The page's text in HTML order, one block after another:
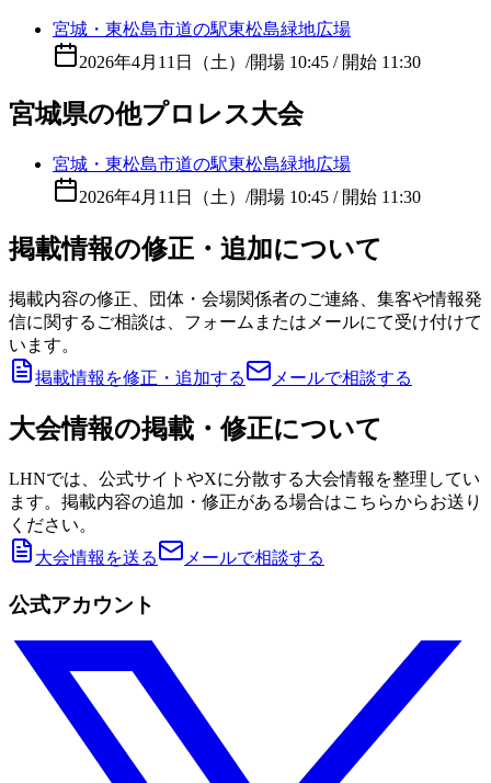
宮城・東松島市道の駅東松島緑地広場
2026年4月11日（土） /開場 10:45 / 開始 11:30
宮城県の他プロレス大会
宮城・東松島市道の駅東松島緑地広場
2026年4月11日（土） /開場 10:45 / 開始 11:30
掲載情報の修正・追加について
掲載内容の修正、団体・会場関係者のご連絡、集客や情報発
信に関するご相談は、フォームまたはメールにて受け付けて
います。
掲載情報を修正・追加する
メールで相談する
大会情報の掲載・修正について
LHNでは、公式サイトやXに分散する大会情報を整理してい
ます。掲載内容の追加・修正がある場合はこちらからお送り
ください。
大会情報を送る
メールで相談する
公式アカウント